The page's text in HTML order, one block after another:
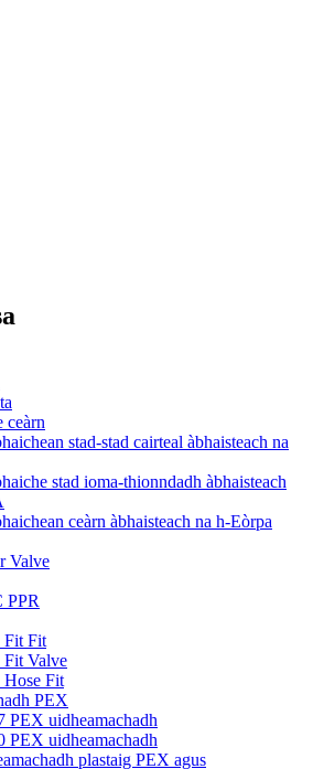
ceàrn
stad-stad cairteal àbhaisteach na
stad ioma-thionndadh àbhaisteach
ceàrn àbhaisteach na h-Eòrpa
Valve
PPR
Fit Fit
Fit Valve
Fit
PEX
PEX uidheamachadh
PEX uidheamachadh
plastaig PEX agus